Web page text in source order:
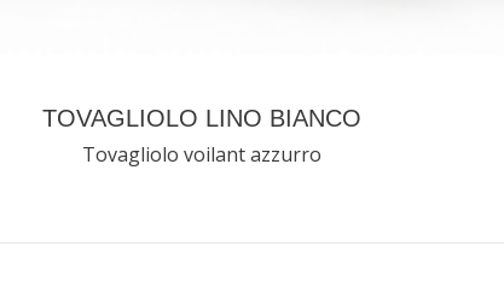
TOVAGLIOLO LINO BIANCO
Tovagliolo voilant azzurro